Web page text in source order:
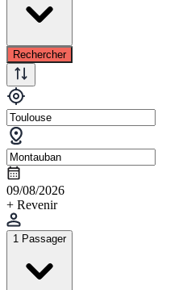
Rechercher
09/08/2026
+ Revenir
1 Passager